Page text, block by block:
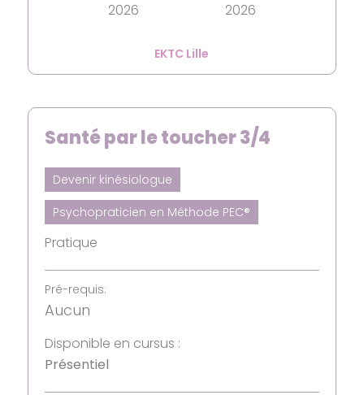
EKTC Lille
2026
2026
Santé par le toucher 3/4
Devenir kinésiologue
Psychopraticien en Méthode PEC®
Pratique
Pré-requis:
Aucun
Disponible en cursus :
Présentiel